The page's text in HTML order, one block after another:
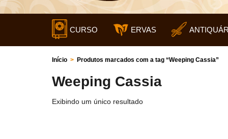
CURSO ERVAS
Início > Produtos marcados com a tag “Weeping Cassia”
Weeping Cassia
Exibindo um único resultado